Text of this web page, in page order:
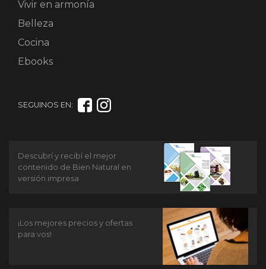
Vivir en armonía
Belleza
Cocina
Ebooks
SEGUINOS EN:
Descubrí y recibí el mejor
contenido de Bien Natural en
versión impresa
¡Los mejores precios y ofertas
para vos!